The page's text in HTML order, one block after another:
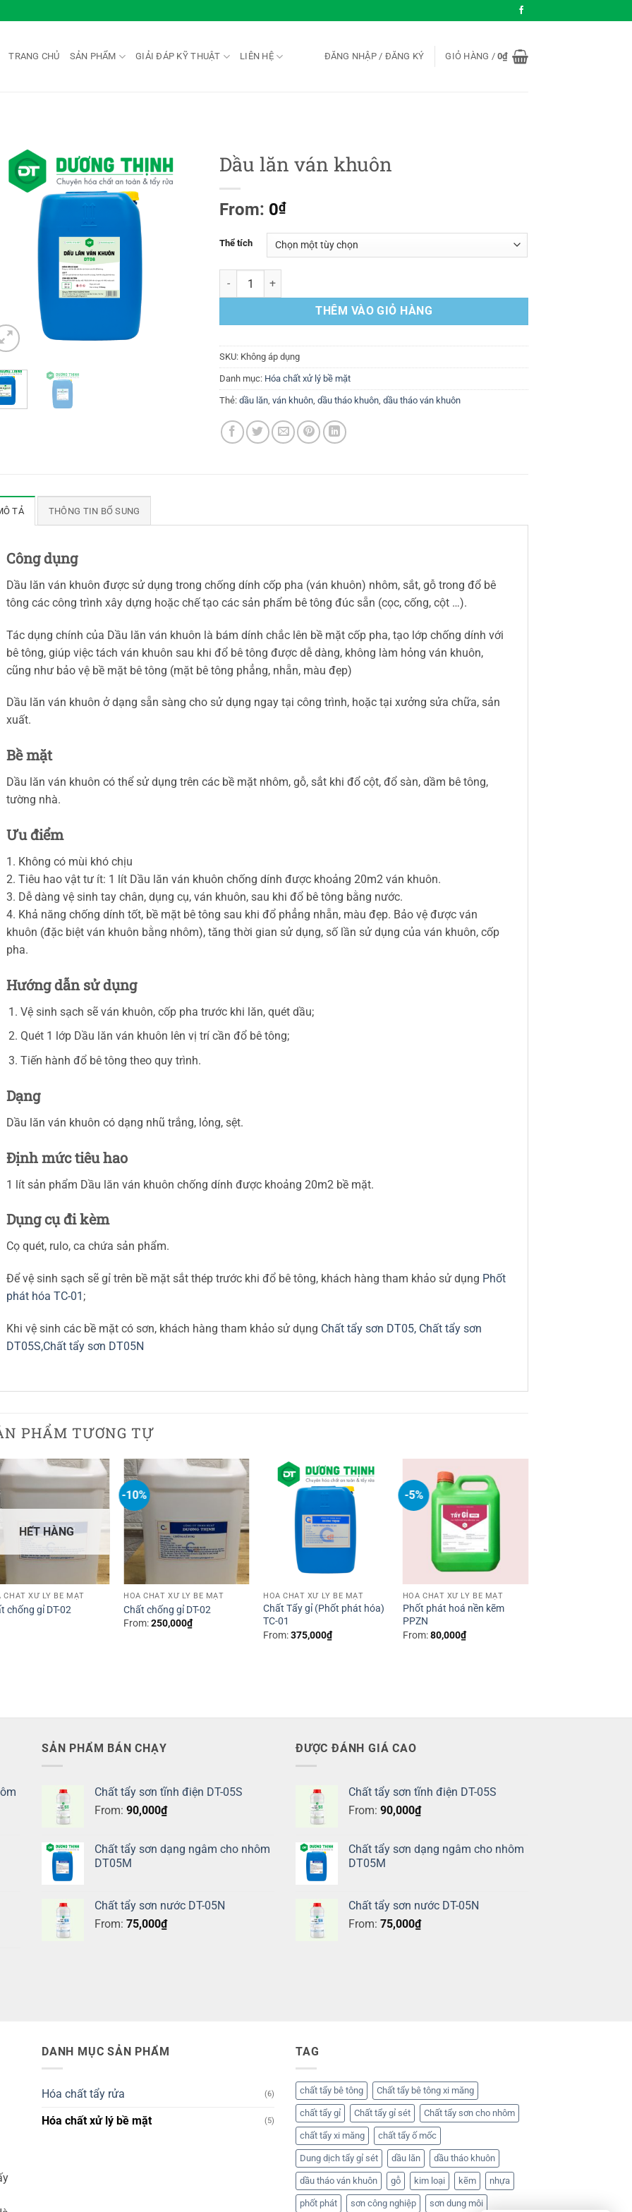
TRANG CHỦ SẢN PHẨM GIẢI ĐÁP KỸ THUẬT LIÊN HỆ ĐĂNG NHẬP / ĐĂNG KÝ GIỎ HÀNG /0₫
Dầu lăn ván khuôn
From: 0₫
Thể tích
Dầu lăn ván khuôn số lượng
THÊM VÀO GIỎ HÀNG
SKU: Không áp dụng
Danh mục: Hóa chất xử lý bề mặt
Thẻ:dầu lăn ,ván khuôn ,dầu tháo khuôn ,dầu tháo ván khuôn
TẢ THÔNG TIN BỔ SUNG
Công dụng
Dầu lăn ván khuôn được sử dụng trong chống dính cốp pha (ván khuôn) nhôm, sắt, gỗ trong đổ bê
tông các công trình xây dựng hoặc chế tạo các sản phẩm bê tông đúc sẵn (cọc, cống, cột …).
Tác dụng chính của Dầu lăn ván khuôn là bám dính chắc lên bề mặt cốp pha, tạo lớp chống dính với
bê tông, giúp việc tách ván khuôn sau khi đổ bê tông được dễ dàng, không làm hỏng ván khuôn,
cũng như bảo vệ bề mặt bê tông (mặt bê tông phẳng, nhẵn, màu đẹp)
Dầu lăn ván khuôn ở dạng sẵn sàng cho sử dụng ngay tại công trình, hoặc tại xưởng sửa chữa, sản
xuất.
Bề mặt
Dầu lăn ván khuôn có thể sử dụng trên các bề mặt nhôm, gỗ, sắt khi đổ cột, đổ sàn, dầm bê tông,
tường nhà.
Ưu điểm
1. Không có mùi khó chịu
2. Tiêu hao vật tư ít: 1 lít Dầu lăn ván khuôn chống dính được khoảng 20m2 ván khuôn.
3. Dễ dàng vệ sinh tay chân, dụng cụ, ván khuôn, sau khi đổ bê tông bằng nước.
4. Khả năng chống dính tốt, bề mặt bê tông sau khi đổ phẳng nhẵn, màu đẹp. Bảo vệ được ván
khuôn (đặc biệt ván khuôn bằng nhôm), tăng thời gian sử dụng, số lần sử dụng của ván khuôn, cốp
pha.
Hướng dẫn sử dụng
Vệ sinh sạch sẽ ván khuôn, cốp pha trước khi lăn, quét dầu;
Quét 1 lớp Dầu lăn ván khuôn lên vị trí cần đổ bê tông;
Tiến hành đổ bê tông theo quy trình.
Dạng
Dầu lăn ván khuôn có dạng nhũ trắng, lỏng, sệt.
Định mức tiêu hao
1 lít sản phẩm Dầu lăn ván khuôn chống dính được khoảng 20m2 bề mặt.
Dụng cụ đi kèm
Cọ quét, rulo, ca chứa sản phẩm.
Để vệ sinh sạch sẽ gỉ trên bề mặt sắt thép trước khi đổ bê tông, khách hàng tham khảo sử dụng Phốt
phát hóa TC-01 ;
Khi vệ sinh các bề mặt có sơn, khách hàng tham khảo sử dụng Chất tẩy sơn DT05, Chất tẩy sơn
DT05S,Chất tẩy sơn DT05N
PHẨM TƯƠNG TỰ
HẾT HÀNG
CHẤT XỬ LÝ BỀ MẶT
chống gỉ DT-02
-10%
HÓA CHẤT XỬ LÝ BỀ MẶT
Chất chống gỉ DT-02
From:250,000₫
HÓA CHẤT XỬ LÝ BỀ MẶT
Chất Tẩy gỉ (Phốt phát hóa)
TC-01
From:375,000₫
-5%
HÓA CHẤT XỬ LÝ BỀ MẶT
Phốt phát hoá nền kẽm
PPZN
From:80,000₫
SẢN PHẨM BÁN CHẠY
Chất tẩy sơn tĩnh điện DT-05S
From: 90,000₫
Chất tẩy sơn dạng ngâm cho nhôm
DT05M
Chất tẩy sơn nước DT-05N
From: 75,000₫
ĐƯỢC ĐÁNH GIÁ CAO
Chất tẩy sơn tĩnh điện DT-05S
From: 90,000₫
Chất tẩy sơn dạng ngâm cho nhôm
DT05M
Chất tẩy sơn nước DT-05N
From: 75,000₫
DANH MỤC SẢN PHẨM
Hóa chất tẩy rửa (6)
Hóa chất xử lý bề mặt (5)
TAG
chất tẩy bê tông Chất tẩy bê tông xi măng
chất tẩy gỉ Chất tẩy gỉ sét Chất tẩy sơn cho nhôm
chất tẩy xi măng chất tẩy ố mốc
Dung dịch tẩy gỉ sét dầu lăn dầu tháo khuôn
dầu tháo ván khuôn gỗ kim loại kẽm nhựa
phốt phát sơn công nghiệp sơn dung môi